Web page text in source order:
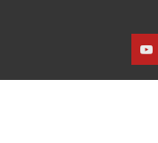
یوٹیوب